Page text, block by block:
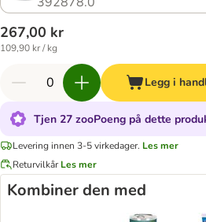
267,00 kr
109,90 kr / kg
Legg i
Tjen 27 zooPoeng på dette
Levering innen 3-5 virkedager. Les mer
Returvilkår Les mer
Kombiner den med